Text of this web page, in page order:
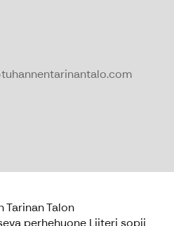
Tarinan Talon